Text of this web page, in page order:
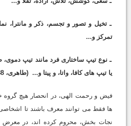
ـ تخیل و تصور و تجسم، ذکر و مانترا،
تمرکز و...
ـ نوع تیپ ساختاری فرد مانند تیپ
یا تیپ های کافا، واتا، و پیتا و... (طاهری، 1388ب، ص84)
فیض و رحمت الهی، در انحصار هیچ گروه
ها فقط می توانند معرف باشند تا اشخاصی
نجات بخش، محروم کرده اند، در معرض